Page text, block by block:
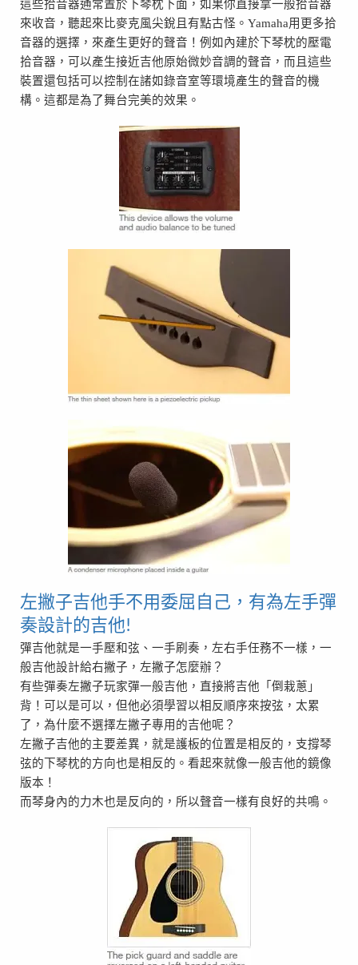
這些拾音器通常置於下琴枕下面，如果你直接拿一般拾音器
來收音，聽起來比麥克風尖銳且有點古怪。Yamaha用更多拾
音器的選擇，來產生更好的聲音！例如內建於下琴枕的壓電
拾音器，可以產生接近吉他原始微妙音調的聲音，而且這些
裝置還包括可以控制在諸如錄音室等環境產生的聲音的機
構。這都是為了舞台完美的效果。
左撇子吉他手不用委屈自己，有為左手彈
奏設計的吉他!
彈吉他就是一手壓和弦、一手刷奏，左右手任務不一樣，一
般吉他設計給右撇子，左撇子怎麼辦？
有些彈奏左撇子玩家彈一般吉他，直接將吉他「倒栽蔥」
背！可以是可以，但他必須學習以相反順序來按弦，太累
了，為什麼不選擇左撇子專用的吉他呢？
左撇子吉他的主要差異，就是護板的位置是相反的，支撐琴
弦的下琴枕的方向也是相反的。看起來就像一般吉他的鏡像
版本！
而琴身內的力木也是反向的，所以聲音一樣有良好的共鳴。